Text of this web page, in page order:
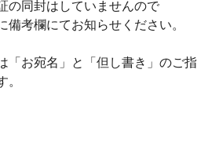
の同封はしていませんので
備考欄にてお知らせください。
「お宛名」と「但し書き」のご指
。